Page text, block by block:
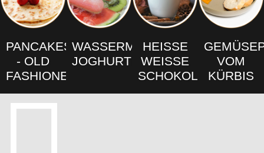
PANCAKES
- OLD
FASHIONED
WASSERMELONEN-
JOGHURTEIS
HEISSE W
EISSE SC
HOKOLADE
VOM
KÜRBIS